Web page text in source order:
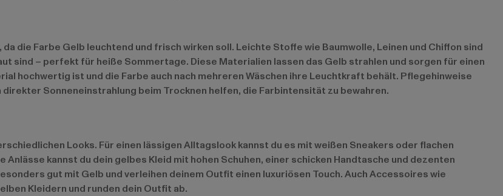
die Farbe Gelb leuchtend und frisch wirken soll. Leichte Stoffe wie Baumwolle, Leinen und Chiffon sind
sind – perfekt für heiße Sommertage. Diese Materialien lassen das Gelb strahlen und sorgen für einen
hochwertig ist und die Farbe auch nach mehreren Wäschen ihre Leuchtkraft behält. Pflegehinweise
Sonneneinstrahlung beim Trocknen helfen, die Farbintensität zu bewahren.
Looks. Für einen lässigen Alltagslook kannst du es mit weißen Sneakers oder flachen
kannst du dein gelbes Kleid mit hohen Schuhen, einer schicken Handtasche und dezenten
gut mit Gelb und verleihen deinem Outfit einen luxuriösen Touch. Auch Accessoires wie
Kleidern und runden dein Outfit ab.